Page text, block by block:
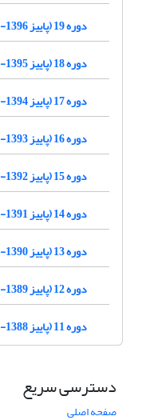
دوره 19 (پاییز 1396-1395)
دوره 18 (پاییز 1395-1394)
دوره 17 (پاییز 1394-1393)
دوره 16 (پاییز 1393-1392)
دوره 15 (پاییز 1392-1391)
دوره 14 (پاییز 1391-1390)
دوره 13 (پاییز 1390-1389)
دوره 12 (پاییز 1389-1388)
دوره 11 (پاییز 1388-1387)
دسترسی سریع
صفحه اصلی